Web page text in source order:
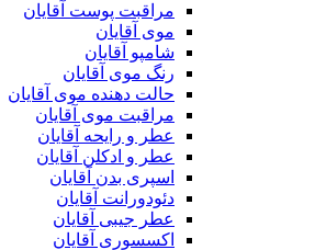
مراقبت پوست آقایان
موی آقایان
شامپو آقایان
رنگ موی آقایان
حالت دهنده موی آقایان
مراقبت موی آقایان
عطر و رایحه آقایان
عطر و ادکلن آقایان
اسپری بدن آقایان
دئودورانت آقایان
عطر جیبی آقایان
اکسسوری آقایان